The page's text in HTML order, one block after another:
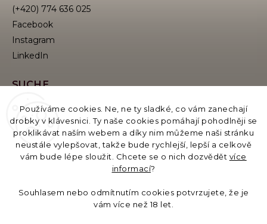
Používáme cookies. Ne, ne ty sladké, co vám zanechají
drobky v klávesnici. Ty naše cookies pomáhají pohodlněji se
proklikávat naším webem a díky nim můžeme naši stránku
neustále vylepšovat, takže bude rychlejší, lepší a celkově
vám bude lépe sloužit. Chcete se o nich dozvědět více
informací?
Souhlasem nebo odmítnutím cookies potvrzujete, že je
vám více než 18 let.
(+420) 774 636 025
Facebook
Instagram
SUCHE
Suchen
Betreiber des E-Katalogs:
Identifikationsnummer: 19621558, USt-IdNr./EORI: